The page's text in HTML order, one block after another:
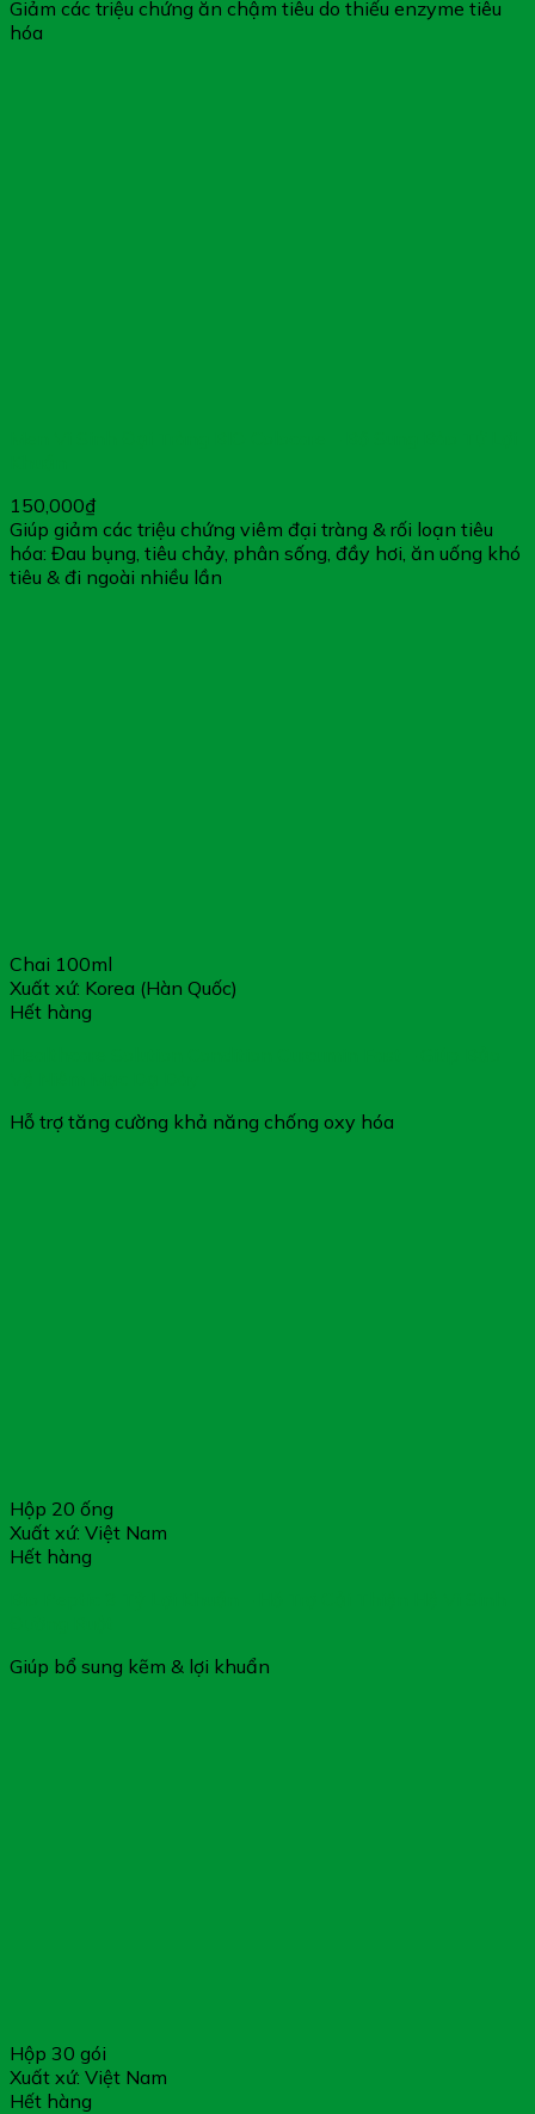
Giảm các triệu chứng ăn chậm tiêu do thiếu enzyme tiêu
hóa
150,000₫
Giúp giảm các triệu chứng viêm đại tràng & rối loạn tiêu
hóa: Đau bụng, tiêu chảy, phân sống, đầy hơi, ăn uống khó
tiêu & đi ngoài nhiều lần
Chai 100ml
Xuất xứ: Korea (Hàn Quốc)
Hết hàng
Hỗ trợ tăng cường khả năng chống oxy hóa
Hộp 20 ống
Xuất xứ: Việt Nam
Hết hàng
Giúp bổ sung kẽm & lợi khuẩn
Hộp 30 gói
Xuất xứ: Việt Nam
Hết hàng